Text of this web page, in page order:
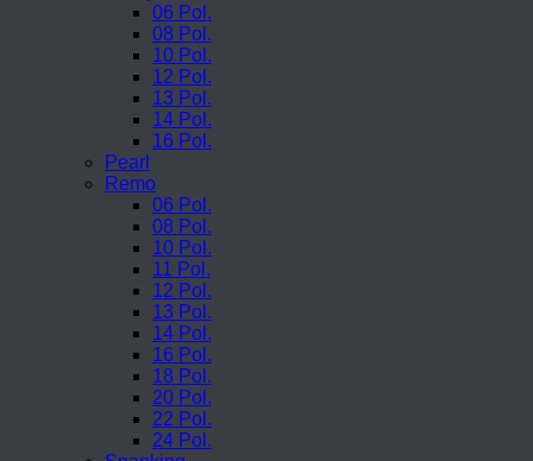
06 Pol.
08 Pol.
10 Pol.
12 Pol.
13 Pol.
14 Pol.
16 Pol.
Pearl
Remo
06 Pol.
08 Pol.
10 Pol.
11 Pol.
12 Pol.
13 Pol.
14 Pol.
16 Pol.
18 Pol.
20 Pol.
22 Pol.
24 Pol.